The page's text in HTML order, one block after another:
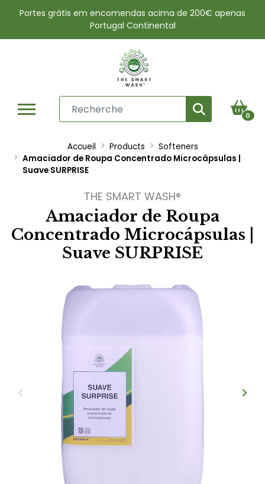
Portes grátis em encomendas acima de 200€ apenas
Portugal Continental
0
Accueil Products
Softeners
Amaciador de Roupa Concentrado Microcápsulas |
Suave SURPRISE
THE SMART WASH®
Amaciador de Roupa
Concentrado Microcápsulas |
Suave SURPRISE